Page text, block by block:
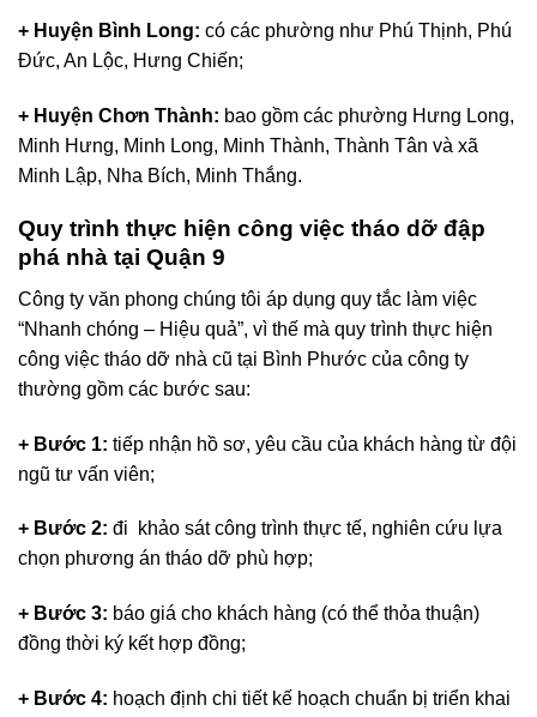
+ Huyện Bình Long: có các phường như Phú Thịnh, Phú
Đức, An Lộc, Hưng Chiến;
+ Huyện Chơn Thành: bao gồm các phường Hưng Long,
Minh Hưng, Minh Long, Minh Thành, Thành Tân và xã
Minh Lập, Nha Bích, Minh Thắng.
Quy trình thực hiện công việc tháo dỡ đập
phá nhà tại Quận 9
Công ty văn phong chúng tôi áp dụng quy tắc làm việc
“Nhanh chóng – Hiệu quả”, vì thế mà quy trình thực hiện
công việc tháo dỡ nhà cũ tại Bình Phước của công ty
thường gồm các bước sau:
+ Bước 1: tiếp nhận hồ sơ, yêu cầu của khách hàng từ đội
ngũ tư vấn viên;
+ Bước 2: đi khảo sát công trình thực tế, nghiên cứu lựa
chọn phương án tháo dỡ phù hợp;
+ Bước 3: báo giá cho khách hàng (có thể thỏa thuận)
đồng thời ký kết hợp đồng;
+ Bước 4: hoạch định chi tiết kế hoạch chuẩn bị triển khai